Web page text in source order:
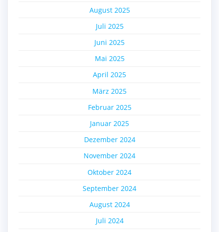
August 2025
Juli 2025
Juni 2025
Mai 2025
April 2025
März 2025
Februar 2025
Januar 2025
Dezember 2024
November 2024
Oktober 2024
September 2024
August 2024
Juli 2024